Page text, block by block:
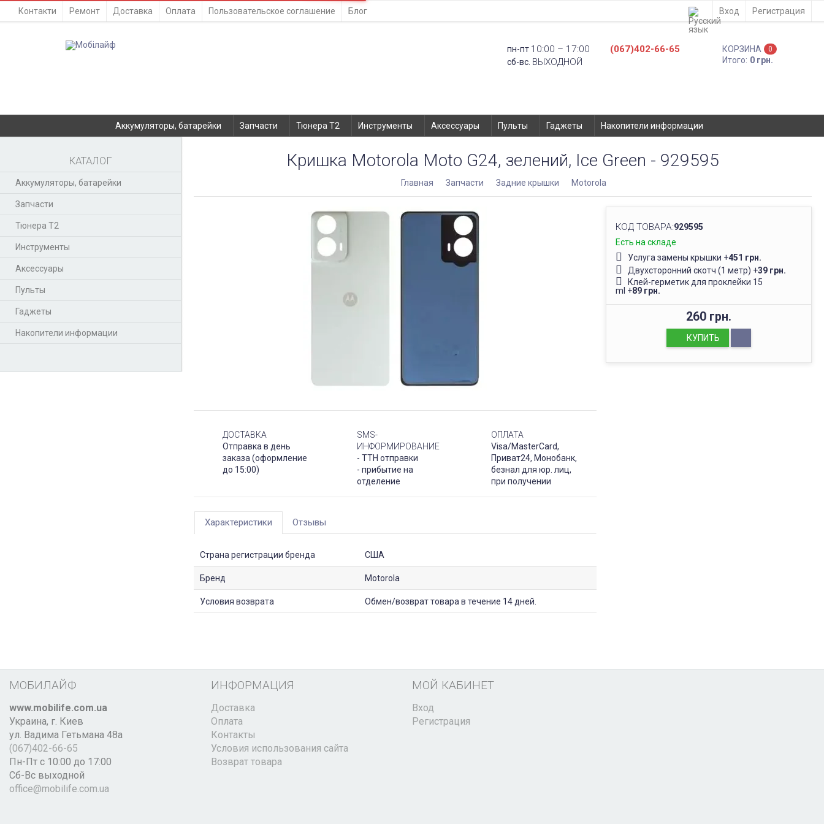
Контакти Ремонт Доставка Оплата Пользовательское соглашение Блог Вход Регистрация
пн-пт 10:00 – 17:00
сб-вс. ВЫХОДНОЙ
(067)402-66-65 КОРЗИНА 0
Итого: 0 грн.
Аккумуляторы, батарейки Запчасти Тюнера T2 Инструменты Аксессуары Пульты Гаджеты Накопители информации
КАТАЛОГ
Аккумуляторы, батарейки
Запчасти
Тюнера T2
Инструменты
Аксессуары
Пульты
Гаджеты
Накопители информации
Кришка Motorola Moto G24, зелений, Ice Green - 929595
Главная Запчасти Задние крышки Motorola
КОД ТОВАРА:929595
Есть на складе
Услуга замены крышки +451 грн.
Двухсторонний скотч (1 метр) +39 грн.
Клей-герметик для проклейки 15
ml +89 грн.
260 грн.
КУПИТЬ
ДОСТАВКА
Отправка в день
заказа (оформление
до 15:00)
SMS-
ИНФОРМИРОВАНИЕ
- ТТН отправки
- прибытие на
отделение
ОПЛАТА
Visa/MasterCard,
Приват24, Монобанк,
безнал для юр. лиц,
при получении
Характеристики Отзывы
Страна регистрации бренда США
Бренд Motorola
Условия возврата Обмен/возврат товара в течение 14 дней.
МОБИЛАЙФ
www.mobilife.com.ua
Украина, г. Киев
ул. Вадима Гетьмана 48а
(067)402-66-65
Пн-Пт с 10:00 до 17:00
Сб-Вс выходной
office@mobilife.com.ua
ИНФОРМАЦИЯ
Доставка
Оплата
Контакты
Условия использования сайта
Возврат товара
МОЙ КАБИНЕТ
Вход
Регистрация